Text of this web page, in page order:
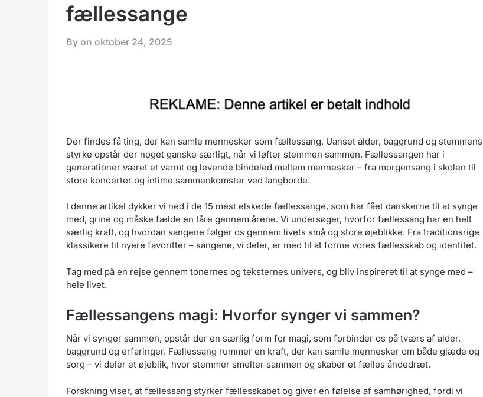
fællessange
By on oktober 24, 2025
Der findes få ting, der kan samle mennesker som fællessang. Uanset alder, baggrund og stemmens
styrke opstår der noget ganske særligt, når vi løfter stemmen sammen. Fællessangen har i
generationer været et varmt og levende bindeled mellem mennesker – fra morgensang i skolen til
store koncerter og intime sammenkomster ved langborde.
I denne artikel dykker vi ned i de 15 mest elskede fællessange, som har fået danskerne til at synge
med, grine og måske fælde en tåre gennem årene. Vi undersøger, hvorfor fællessang har en helt
særlig kraft, og hvordan sangene følger os gennem livets små og store øjeblikke. Fra traditionsrige
klassikere til nyere favoritter – sangene, vi deler, er med til at forme vores fællesskab og identitet.
Tag med på en rejse gennem tonernes og teksternes univers, og bliv inspireret til at synge med –
hele livet.
Fællessangens magi: Hvorfor synger vi sammen?
Når vi synger sammen, opstår der en særlig form for magi, som forbinder os på tværs af alder,
baggrund og erfaringer. Fællessang rummer en kraft, der kan samle mennesker om både glæde og
sorg – vi deler et øjeblik, hvor stemmer smelter sammen og skaber et fælles åndedræt.
Forskning viser, at fællessang styrker fællesskabet og giver en følelse af samhørighed, fordi vi